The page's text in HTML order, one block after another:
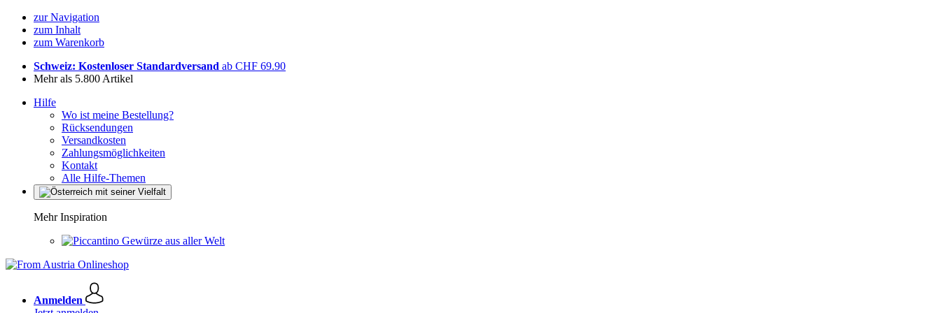
zur Navigation
zum Inhalt
zum Warenkorb
Schweiz: Kostenloser Standardversand ab CHF 69.90
Mehr als 5.800 Artikel
Hilfe
Wo ist meine Bestellung?
Rücksendungen
Versandkosten
Zahlungsmöglichkeiten
Kontakt
Alle Hilfe-Themen
Mehr Inspiration
Gewürze aus aller Welt
Anmelden